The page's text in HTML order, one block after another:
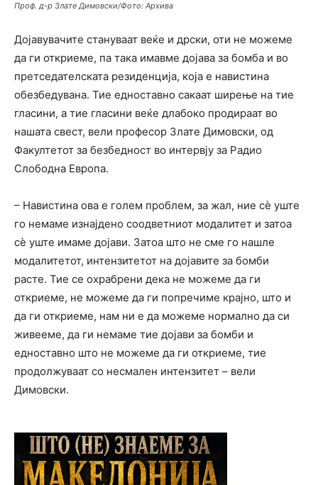
Проф. д-р Злате Димовски/Фото: Архива
Дојавувачите стануваат веќе и дрски, оти не можеме
да ги откриеме, па така имавме дојава за бомба и во
претседателската резиденција, која е навистина
обезбедувана. Тие едноставно сакаат ширење на тие
гласини, а тие гласини веќе длабоко продираат во
нашата свест, вели професор Злате Димовски, од
Факултетот за безбедност во интервју за Радио
Слободна Европа.
– Навистина ова е голем проблем, за жал, ние сѐ уште
го немаме изнајдено соодветниот модалитет и затоа
сѐ уште имаме дојави. Затоа што не сме го нашле
модалитетот, интензитетот на дојавите за бомби
расте. Тие се охрабрени дека не можеме да ги
откриеме, не можеме да ги попречиме крајно, што и
да ги откриеме, нам ни е да можеме нормално да си
живееме, да ги немаме тие дојави за бомби и
едноставно што не можеме да ги откриеме, тие
продолжуваат со несмален интензитет – вели
Димовски.